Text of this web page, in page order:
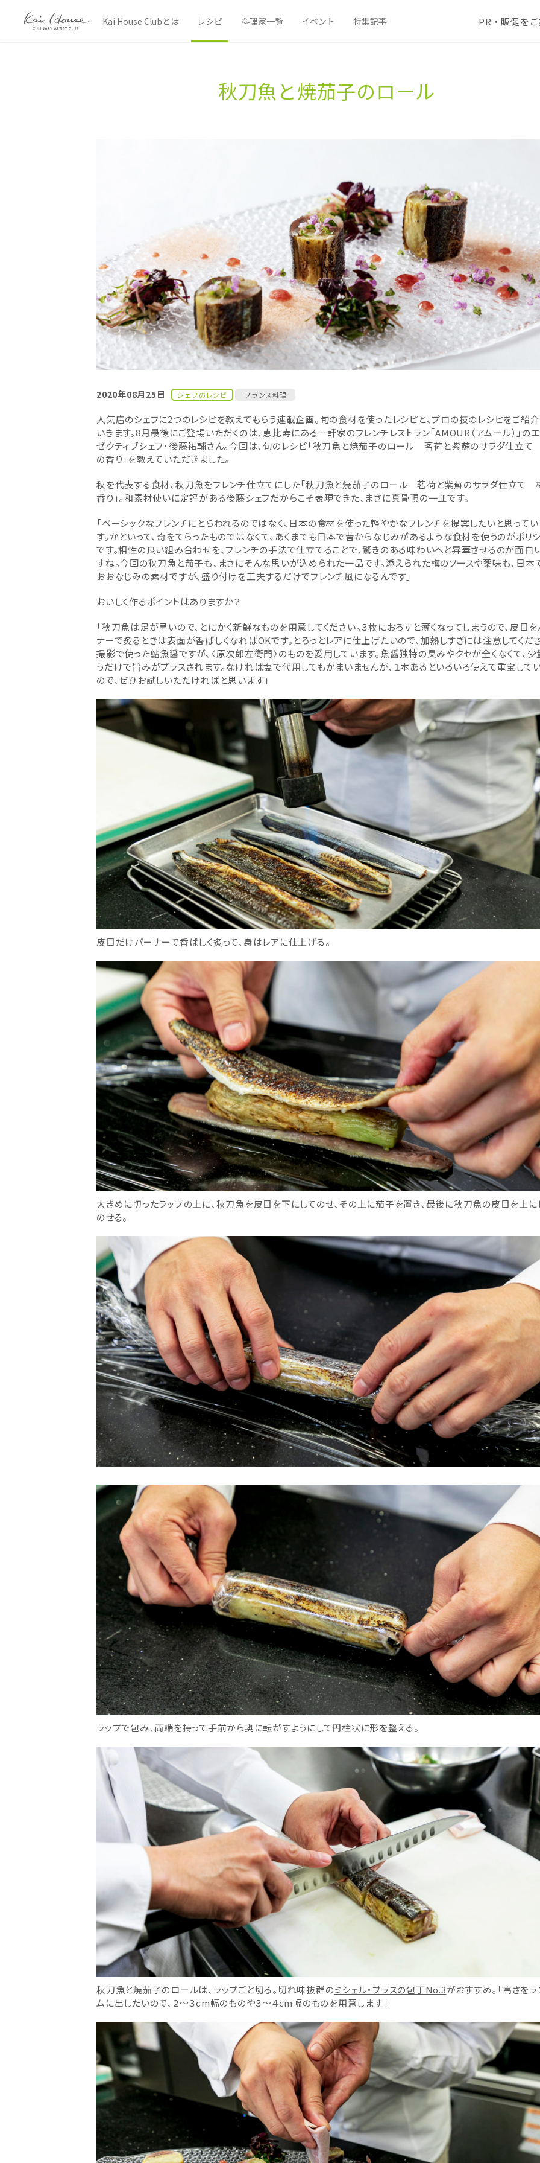
Kai House Clubとは レシピ 料理家一覧 イベント 特集記事 PR・販促を
秋刀魚と​焼茄子の​ロール
2020年08月25日 シェフのレシピ フランス料理
人気店のシェフに2つのレシピを教えてもらう連載企画。旬の食材を使ったレシピと、プロの技のレシピをご紹
いきます。8月最後にご登場いただくのは、恵比寿にある一軒家のフレンチレストラン「AMOUR（アムール）」の
ゼクティブシェフ・後藤祐輔さん。今回は、旬のレシピ「秋刀魚と焼茄子のロール 茗荷と紫蘇のサラダ仕立
の香り」を教えていただきました。
秋を代表する食材、秋刀魚をフレンチ仕立てにした「秋刀魚と焼茄子のロール 茗荷と紫蘇のサラダ仕立て
香り」。和素材使いに定評がある後藤シェフだからこそ表現できた、まさに真骨頂の一皿です。
「ベーシックなフレンチにとらわれるのではなく、日本の食材を使った軽やかなフレンチを提案したいと思って
す。かといって、奇をてらったものではなくて、あくまでも日本で昔からなじみがあるような食材を使うのがポリ
です。相性の良い組み合わせを、フレンチの手法で仕立てることで、驚きのある味わいへと昇華させるのが面白
すね。今回の秋刀魚と茄子も、まさにそんな思いが込められた一品です。添えられた梅のソースや薬味も、日本
おおなじみの素材ですが、盛り付けを工夫するだけでフレンチ風になるんです」
おいしく作るポイントはありますか？
「秋刀魚は足が早いので、とにかく新鮮なものを用意してください。３枚におろすと薄くなってしまうので、皮目
ナーで炙るときは表面が香ばしくなればOKです。とろっとレアに仕上げたいので、加熱しすぎには注意してくだ
撮影で使った鮎魚醤ですが、〈原次郎左衛門〉のものを愛用しています。魚醤独特の臭みやクセが全くなくて、
うだけで旨みがプラスされます。なければ塩で代用してもかまいませんが、１本あるといろいろ使えて重宝して
ので、ぜひお試しいただければと思います」
皮目だけバーナーで香ばしく炙って、身はレアに仕上げる。
大きめに切ったラップの上に、秋刀魚を皮目を下にしてのせ、その上に茄子を置き、最後に秋刀魚の皮目を上に
のせる。
ラップで包み、両端を持って手前から奥に転がすようにして円柱状に形を整える。
秋刀魚と焼茄子のロールは、ラップごと切る。切れ味抜群のミシェル・ブラスの包丁No.3がおすすめ。「高さを
ムに出したいので、２〜３cm幅のものや３〜４cm幅のものを用意します」